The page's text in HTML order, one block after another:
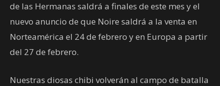
de las Hermanas saldrá a finales de este mes y el
nuevo anuncio de que Noire saldrá a la venta en
Norteamérica el 24 de febrero y en Europa a partir
del 27 de febrero.
Nuestras diosas chibi volverán al campo de batalla